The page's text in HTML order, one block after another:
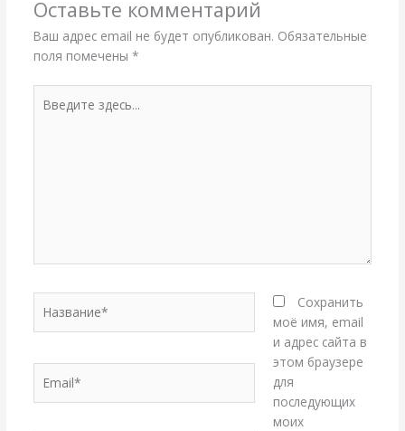
Оставьте комментарий
Ваш адрес email не будет опубликован. Обязательные
поля помечены *
здесь...
Сохранить
моё имя, email
и адрес сайта в
этом браузере
для
последующих
моих